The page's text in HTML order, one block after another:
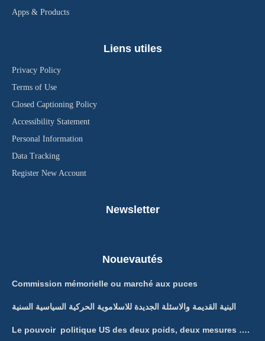
Apps & Products
Liens utiles
Privacy Policy
Terms of Use
Closed Captioning Policy
Accessibility Statement
Personal Information
Data Tracking
Register New Account
Newsletter
Nouevautés
Commission mémorielle ou marché aux puces
البنية القديمة والاسئلة الجديدة للاسلاموية الحركية السياسية السنية
Le pouvoir politique US des deux poids, deux mesures ….